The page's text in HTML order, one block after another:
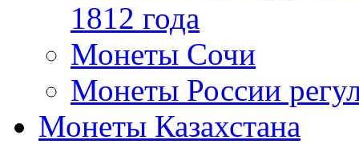
1812 года
Монеты Сочи
Монеты России
Монеты Казахстана